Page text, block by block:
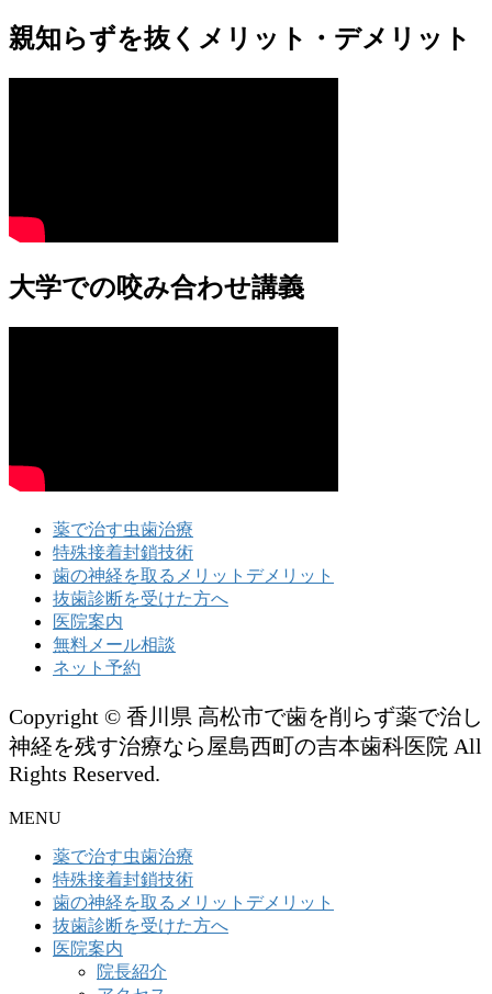
親知らずを抜くメリット・デメリット
大学での咬み合わせ講義
薬で治す虫歯治療
特殊接着封鎖技術
歯の神経を取るメリットデメリット
抜歯診断を受けた方へ
医院案内
無料メール相談
ネット予約
Copyright © 香川県 高松市で歯を削らず薬で治し
神経を残す治療なら屋島西町の吉本歯科医院 All
Rights Reserved.
MENU
薬で治す虫歯治療
特殊接着封鎖技術
歯の神経を取るメリットデメリット
抜歯診断を受けた方へ
医院案内
院長紹介